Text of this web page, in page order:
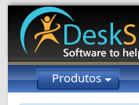
Produtos